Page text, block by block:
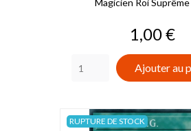
Magicien Roi Suprême
Prix
1,00 €
Ajouter au
RUPTURE DE STOCK